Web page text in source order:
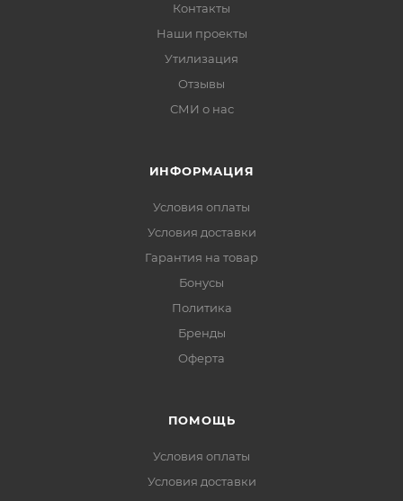
Контакты
Наши проекты
Утилизация
Отзывы
СМИ о нас
ИНФОРМАЦИЯ
Условия оплаты
Условия доставки
Гарантия на товар
Бонусы
Политика
Бренды
Оферта
ПОМОЩЬ
Условия оплаты
Условия доставки